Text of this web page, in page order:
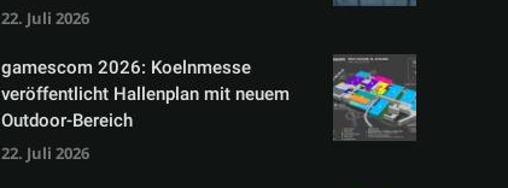
22. Juli 2026
gamescom 2026: Koelnmesse
veröffentlicht Hallenplan mit neuem
Outdoor-Bereich
22. Juli 2026